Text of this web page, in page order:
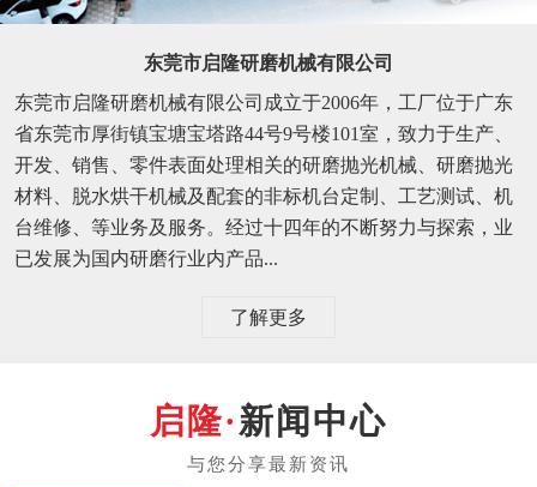
东莞市启隆研磨机械有限公司
东莞市启隆研磨机械有限公司成立于2006年，工厂位于广东
省东莞市厚街镇宝塘宝塔路44号9号楼101室，致力于生产、
开发、销售、零件表面处理相关的研磨抛光机械、研磨抛光
材料、脱水烘干机械及配套的非标机台定制、工艺测试、机
台维修、等业务及服务。经过十四年的不断努力与探索，业
已发展为国内研磨行业内产品...
了解更多
新闻中心